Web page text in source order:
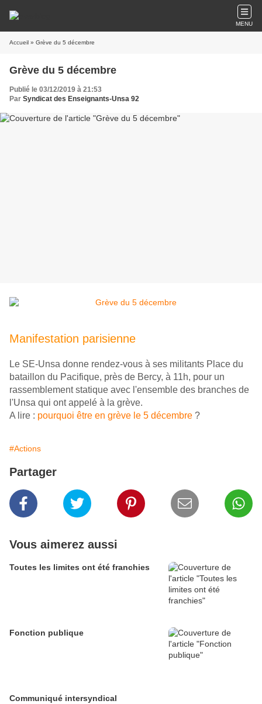
MENU
Accueil » Grève du 5 décembre
Grève du 5 décembre
Publié le 03/12/2019 à 21:53
Par Syndicat des Enseignants-Unsa 92
Manifestation parisienne
Le SE-Unsa donne rendez-vous à ses militants Place du
bataillon du Pacifique, près de Bercy, à 11h, pour un
rassemblement statique avec l'ensemble des branches de
l'Unsa qui ont appelé à la grève.
A lire : pourquoi être en grève le 5 décembre ?
#Actions
Partager
Vous aimerez aussi
Toutes les limites ont été franchies
Fonction publique
Communiqué intersyndical